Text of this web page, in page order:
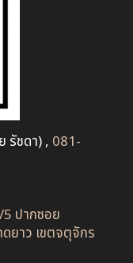
รัชดา) , 081-
ปากซอย
ยาว เขตจตุจักร